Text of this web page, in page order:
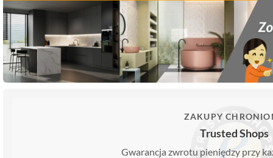
ZAKUPY
Trusted Shops
Gwarancja zwrotu pieniędzy przy